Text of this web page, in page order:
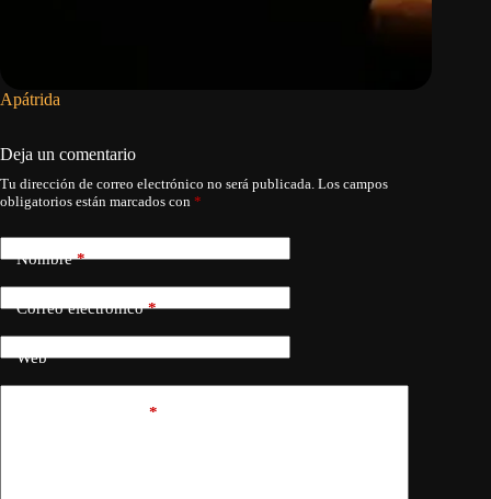
Apátrida
Deja un comentario
Tu dirección de correo electrónico no será publicada. Los campos
obligatorios están marcados con *
Nombre*
Correo electrónico*
Web
*